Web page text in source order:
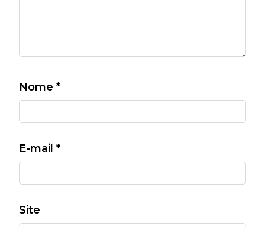
Nome *
E-mail *
Site